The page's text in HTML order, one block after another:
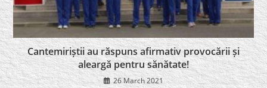
Cantemiriștii au răspuns afirmativ provocării și
aleargă pentru sănătate!
26 March 2021